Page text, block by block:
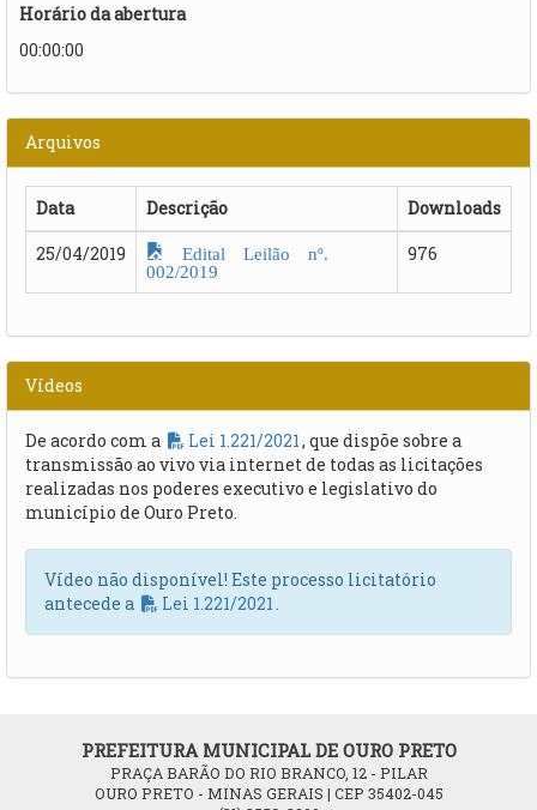
Horário da abertura
00:00:00
Arquivos
Data Descrição
Downloads
25/04/2019
Edital Leilão nº.
002/2019
976
Vídeos
De acordo com a Lei 1.221/2021 , que dispõe sobre a
transmissão ao vivo via internet de todas as licitações
realizadas nos poderes executivo e legislativo do
município de Ouro Preto.
Vídeo não disponível! Este processo licitatório
antecede a
Lei 1.221/2021
PREFEITURA MUNICIPAL DE OURO PRETO
PRAÇA BARÃO DO RIO BRANCO, 12 - PILAR
OURO PRETO - MINAS GERAIS | CEP 35402-045